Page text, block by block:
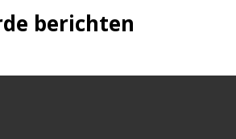
berichten